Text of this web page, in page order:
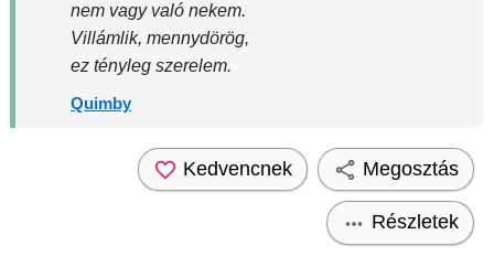
nem vagy való nekem.
Villámlik, mennydörög,
ez tényleg szerelem.
Quimby
Kedvencnek Megosztás
Részletek